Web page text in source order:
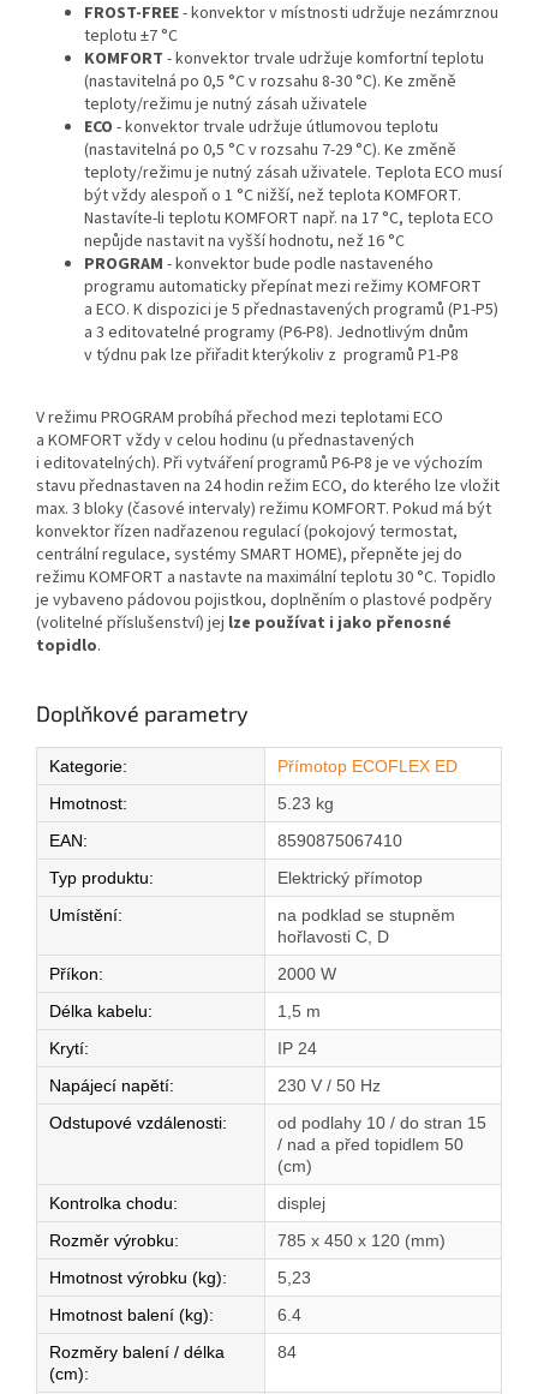
FROST-FREE- konvektor v místnosti udržuje nezámrznou
teplotu ±7 °C
KOMFORT - konvektor trvale udržuje komfortní teplotu
(nastavitelná po 0,5 °C v rozsahu 8-30 °C). Ke změně
teploty/režimu je nutný zásah uživatele
ECO - konvektor trvale udržuje útlumovou teplotu
(nastavitelná po 0,5 °C v rozsahu 7-29 °C). Ke změně
teploty/režimu je nutný zásah uživatele. Teplota ECO musí
být vždy alespoň o 1 °C nižší, než teplota KOMFORT.
Nastavíte-li teplotu KOMFORT např. na 17 °C, teplota ECO
nepůjde nastavit na vyšší hodnotu, než 16 °C
PROGRAM - konvektor bude podle nastaveného
programu automaticky přepínat mezi režimy KOMFORT
a ECO. K dispozici je 5 přednastavených programů (P1-P5)
a 3 editovatelné programy (P6-P8). Jednotlivým dnům
v týdnu pak lze přiřadit kterýkoliv z programů P1-P8
V režimu PROGRAM probíhá přechod mezi teplotami ECO
a KOMFORT vždy v celou hodinu (u přednastavených
i editovatelných). Při vytváření programů P6-P8 je ve výchozím
stavu přednastaven na 24 hodin režim ECO, do kterého lze vložit
max. 3 bloky (časové intervaly) režimu KOMFORT. Pokud má být
konvektor řízen nadřazenou regulací (pokojový termostat,
centrální regulace, systémy SMART HOME), přepněte jej do
režimu KOMFORT a nastavte na maximální teplotu 30 °C. Topidlo
je vybaveno pádovou pojistkou, doplněním o plastové podpěry
(volitelné příslušenství) jej lze používat i jako přenosné
topidlo.
Doplňkové parametry
Kategorie:
Přímotop ECOFLEX ED
Hmotnost:
5.23 kg
EAN:
8590875067410
Typ produktu:
Elektrický přímotop
Umístění:
na podklad se stupněm
hořlavosti C, D
Příkon:
2000 W
Délka kabelu:
1,5 m
Krytí:
IP 24
Napájecí napětí:
230 V / 50 Hz
Odstupové vzdálenosti:
od podlahy 10 / do stran 15
/ nad a před topidlem 50
(cm)
Kontrolka chodu:
displej
Rozměr výrobku:
785 x 450 x 120 (mm)
Hmotnost výrobku (kg):
5,23
Hmotnost balení (kg):
6.4
Rozměry balení / délka
(cm):
84